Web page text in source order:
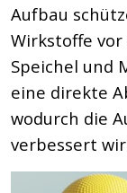
Aufbau
Wirkstoffe vor
Speichel und
eine direkte
wodurch die
verbessert